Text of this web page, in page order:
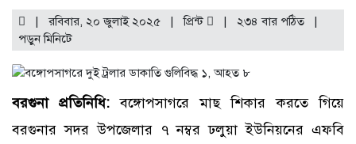
| রবিবার, ২০ জুলাই ২০২৫ |প্রিন্ট | ২৩৪ বার পঠিত
|
পড়ুনমিনিটে
বরগুনা প্রতিনিধি: বঙ্গোপসাগরে মাছ শিকার করতে গিয়ে
বরগুনার সদর উপজেলার ৭ নম্বর ঢলুয়া ইউনিয়নের এফবি